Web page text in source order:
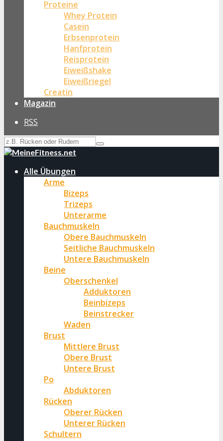
Proteine
Whey Protein
Casein
Erbsenprotein
Hanfprotein
Reisprotein
Eiweißshake
Eiweißriegel
Creatin
Magazin
RSS
Alle Übungen
Arme
Bizeps
Trizeps
Unterarme
Bauchmuskeln
Obere Bauchmuskeln
Seitliche Bauchmuskeln
Untere Bauchmuskeln
Beine
Oberschenkel
Adduktoren
Beinbizeps
Beinstrecker
Waden
Brust
Mittlere Brust
Obere Brust
Untere Brust
Po
Abduktoren
Rücken
Oberer Rücken
Unterer Rücken
Schultern